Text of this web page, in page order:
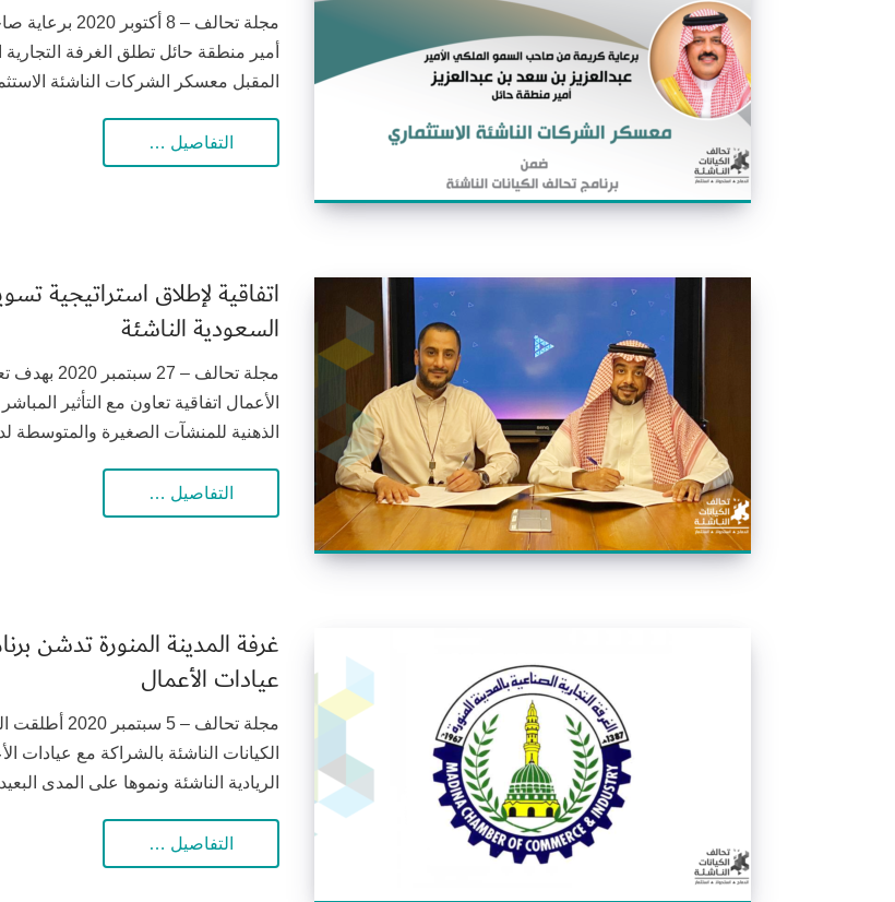
مجلة تحالف –
أمير منطقة حائل تطلق الغرفة
المقبل معسكر الشركات الناشئة
التفاصيل …
اتفاقية لإطلاق استراتيجية
السعودية الناشئة
مجلة
الذهنية للمنشآت الصغيرة والمتوسطة
التفاصيل …
غرفة المدينة المنورة تدشن
عيادات الأعمال
مجلة تحالف
الكيانات الناشئة بالشراكة مع عيادات
الريادية الناشئة ونموها على المدى
التفاصيل …